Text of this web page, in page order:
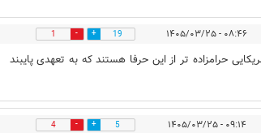
۰۸:۴۶ - ۱۴۰۵/۰۳/۲۵ 19
1
حرامزاده تر از این حرفا هستند که به تعهدی پایبند
۰۹:۱۴ - ۱۴۰۵/۰۳/۲۵ 5
4